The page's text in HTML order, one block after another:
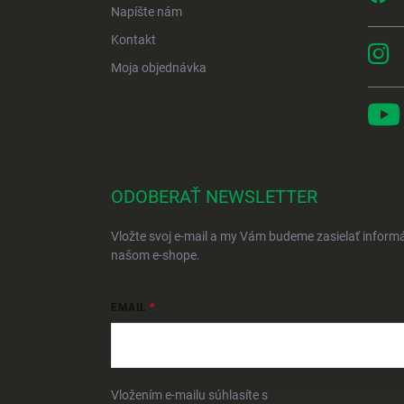
Napíšte nám
Kontakt
Moja objednávka
ODOBERAŤ NEWSLETTER
Vložte svoj e-mail a my Vám budeme zasielať
našom e-shope.
EMAIL
Vložením e-mailu súhlasíte s